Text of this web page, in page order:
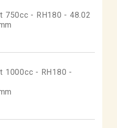
750cc - RH180 - 48.02
1000cc - RH180 -